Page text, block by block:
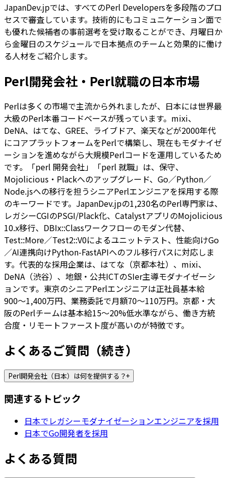
JapanDev.jpでは、すべてのPerl Developersを多段階のプロ
セスで審査しています。技術的にもコミュニケーション面で
も優れた候補者の事前選考を受け取ることができ、月曜日か
ら金曜日のスケジュールで日本拠点のチームと効果的に働け
る人材をご紹介します。
Perl開発会社・Perl就職の日本市場
Perlは多くの市場で主流から外れましたが、日本には世界最
大級のPerl本番コードベースが残っています。mixi、
DeNA、はてな、GREE、ライブドア、楽天などが2000年代
にコアプラットフォームをPerlで構築し、現在もモダナイゼ
ーションを進めながら大規模Perlコードを運用しているため
です。「perl 開発会社」「perl 就職」は、保守、
Mojolicious・Plackへのアップグレード、Go／Python／
Node.jsへの移行を担うシニアPerlエンジニアを採用する際
のキーワードです。JapanDev.jpの1,230名のPerl専門家は、
レガシーCGIのPSGI/Plack化、CatalystアプリのMojolicious
10.x移行、DBIx::Classワークフローのモダン代替、
Test::More／Test2::V0によるユニットテスト、性能向けGo
／AI連携向けPython-FastAPIへのフル移行パスに対応しま
す。代表的な採用企業は、はてな（京都本社）、mixi、
DeNA（渋谷）、地銀・公共ICTのSIer主導モダナイゼーシ
ョンです。東京のシニアPerlエンジニアは正社員基本給
900〜1,400万円、業務委託で月額70〜110万円。京都・大
阪のPerlチームは基本給15〜20%低水準ながら、働き方統
合度・リモートファースト度が高いのが特徴です。
よくあるご質問（続き）
Perl開発会社（日本）は何を提供する？+
関連するトピック
日本でレガシーモダナイゼーションエンジニアを採用
日本でGo開発者を採用
よくある質問